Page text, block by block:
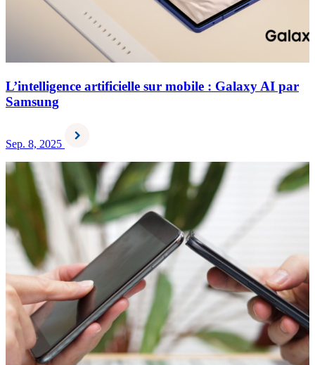
L’intelligence artificielle sur mobile : Galaxy AI par
Samsung
Sep. 8, 2025